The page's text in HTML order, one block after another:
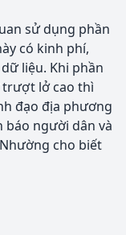
sử dụng phần
có kinh phí,
liệu. Khi phần
trượt lở cao thì
đạo địa phương
báo người dân và
cho biết